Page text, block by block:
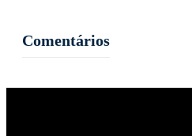
Comentários